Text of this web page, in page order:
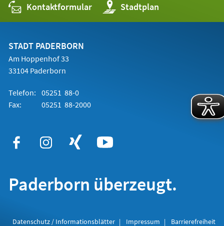
Kontaktformular Stadtplan
(Öffnet
in
einem
STADT PADERBORN
Am Hoppenhof 33
33104 Paderborn
Telefon: 05251 88-0
Fax:
05251 88-2000
Paderborn überzeugt.
Datenschutz / Informationsblätter Impressum
Barrierefreiheit